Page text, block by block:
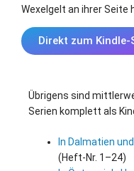
Wexelgelt an ihrer Seite
Direkt zum Kindle-
Übrigens sind
Serien komplett als
In Dalmatien
(Heft-Nr. 1–24)